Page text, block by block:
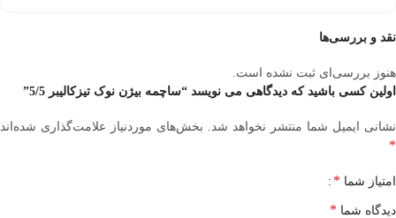
نقد و بررسی‌ها
هنوز بررسی‌ای ثبت نشده است.
اولین کسی باشید که دیدگاهی می نویسد “ساچمه بیژن نوک تیزکالیبر 5/5”
نشانی ایمیل شما منتشر نخواهد شد. بخش‌های موردنیاز علامت‌گذاری شده‌اند
*
امتیاز شما *
دیدگاه شما *